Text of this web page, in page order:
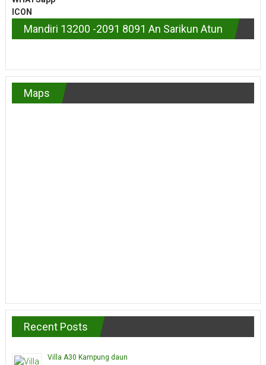
Mandiri 13200 -2091 8091 An Sarikun Atun
Maps
Recent Posts
Villa A30 Kampung daun